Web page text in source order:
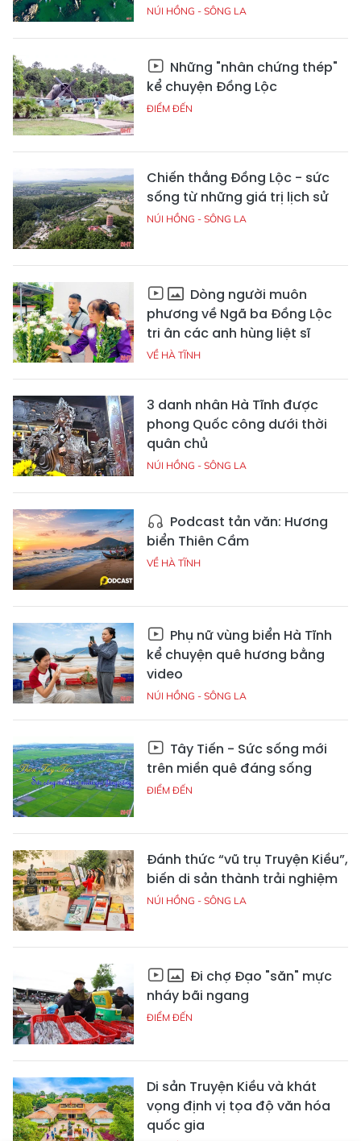
NÚI HỒNG - SÔNG LA
Những "nhân chứng thép"
kể chuyện Đồng Lộc
ĐIỂM ĐẾN
Chiến thắng Đồng Lộc - sức
sống từ những giá trị lịch sử
NÚI HỒNG - SÔNG LA
Dòng người muôn
phương về Ngã ba Đồng Lộc
tri ân các anh hùng liệt sĩ
VỀ HÀ TĨNH
3 danh nhân Hà Tĩnh được
phong Quốc công dưới thời
quân chủ
NÚI HỒNG - SÔNG LA
Podcast tản văn: Hương
biển Thiên Cầm
VỀ HÀ TĨNH
Phụ nữ vùng biển Hà Tĩnh
kể chuyện quê hương bằng
video
NÚI HỒNG - SÔNG LA
Tây Tiến - Sức sống mới
trên miền quê đáng sống
ĐIỂM ĐẾN
Đánh thức “vũ trụ Truyện Kiều”,
biến di sản thành trải nghiệm
NÚI HỒNG - SÔNG LA
Đi chợ Đạo "săn" mực
nháy bãi ngang
ĐIỂM ĐẾN
Di sản Truyện Kiều và khát
vọng định vị tọa độ văn hóa
quốc gia